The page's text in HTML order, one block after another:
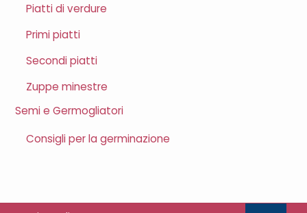
Piatti di verdure
Primi piatti
Secondi piatti
Zuppe minestre
Semi e Germogliatori
Consigli per la germinazione